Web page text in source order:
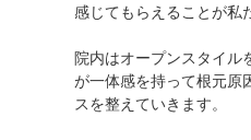
感じてもらえることが私
院内はオープンスタイル
が一体感を持って根元原
スを整えていきます。